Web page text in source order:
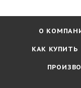
О
КАК КУПИТЬ